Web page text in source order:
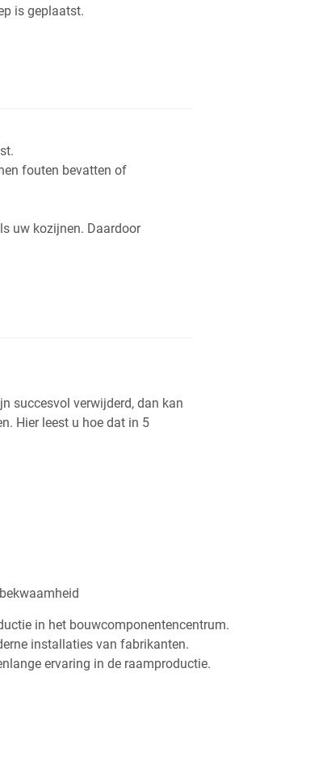
is geplaatst.
fouten bevatten of
uw kozijnen. Daardoor
succesvol verwijderd, dan kan
Hier leest u hoe dat in 5
in het bouwcomponentencentrum.
installaties van fabrikanten.
ervaring in de raamproductie.